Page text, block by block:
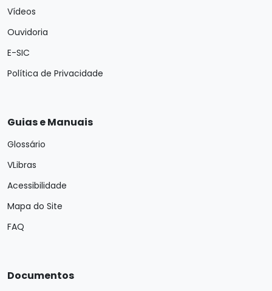
Vídeos
Ouvidoria
E-SIC
Política de Privacidade
Guias e Manuais
Glossário
VLibras
Acessibilidade
Mapa do Site
FAQ
Documentos